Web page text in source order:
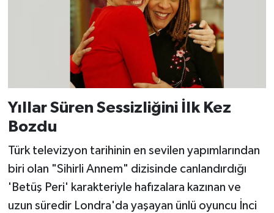
Yıllar Süren Sessizliğini İlk Kez
Bozdu
Türk televizyon tarihinin en sevilen yapımlarından
biri olan "Sihirli Annem" dizisinde canlandırdığı
'Betüş Peri' karakteriyle hafızalara kazınan ve
uzun süredir Londra'da yaşayan ünlü oyuncu İnci